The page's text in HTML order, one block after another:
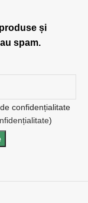
și
spam.
confidențialitate
)